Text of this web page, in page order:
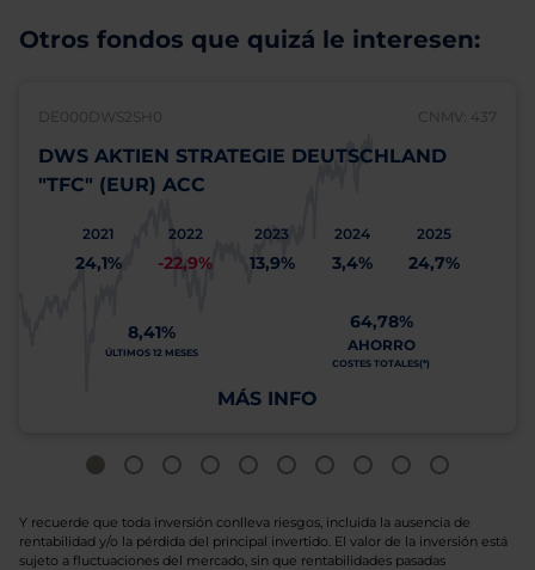
Otros fondos que quizá le interesen:
DE000DWS2SH0 CNMV: 437
DWS AKTIEN STRATEGIE DEUTSCHLAND
"TFC" (EUR) ACC
2021
24,1%
2022
-22,9%
2023
13,9%
2024
3,4%
2025
24,7%
8,41%
ÚLTIMOS 12 MESES
64,78%
AHORRO
COSTES TOTALES(*)
MÁS INFO
Y recuerde que toda inversión conlleva riesgos, incluida la ausencia de
rentabilidad y/o la pérdida del principal invertido. El valor de la inversión está
sujeto a fluctuaciones del mercado, sin que rentabilidades pasadas